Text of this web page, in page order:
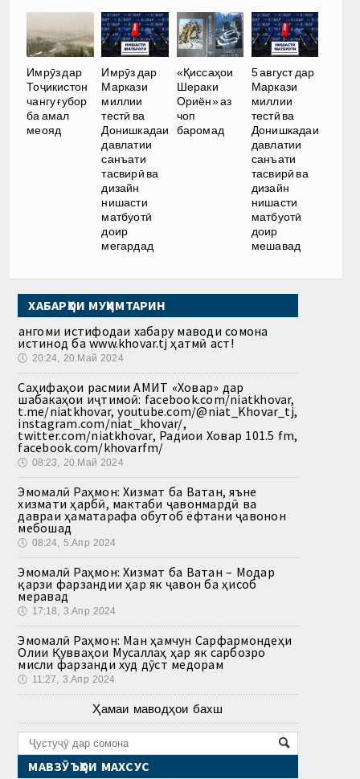
Имрӯз дар
Тоҷикистон
чангу ғубор
ба амал
меояд
Имрӯз дар
Маркази
миллии
тестӣ ва
Донишкадаи
давлатии
санъати
тасвирӣ ва
дизайн
нишасти
матбуотӣ
доир
мегардад
«Қиссаҳои
Шераки
Ориён» аз
чоп
баромад
5 август дар
Маркази
миллии
тестӣ ва
Донишкадаи
давлатии
санъати
тасвирӣ ва
дизайн
нишасти
матбуотӣ
доир
мешавад
ХАБАРҲОИ МУҲИМТАРИН
Ҳангоми истифодаи хабару маводи сомона
истинод ба www.khovar.tj ҳатмӣ аст!
🕔 20:24, 20.Май 2024
Саҳифаҳои расмии АМИТ «Ховар» дар
шабакаҳои иҷтимоӣ: facebook.com/niatkhovar,
t.me/niatkhovar, youtube.com/@niat_Khovar_tj,
instagram.com/niat_khovar/,
twitter.com/niatkhovar, Радиои Ховар 101.5 fm,
facebook.com/khovarfm/
🕔 08:23, 20.Май 2024
Эмомалӣ Раҳмон: Хизмат ба Ватан, яъне
хизмати ҳарбӣ, мактаби ҷавонмардӣ ва
давраи ҳаматарафа обутоб ёфтани ҷавонон
мебошад
🕔 08:24, 5.Апр 2024
Эмомалӣ Раҳмон: Хизмат ба Ватан – Модар
қарзи фарзандии ҳар як ҷавон ба ҳисоб
меравад
🕔 17:18, 3.Апр 2024
Эмомалӣ Раҳмон: Ман ҳамчун Сарфармондеҳи
Олии Қувваҳои Мусаллаҳ ҳар як сарбозро
мисли фарзанди худ дӯст медорам
🕔 11:27, 3.Апр 2024
Ҳамаи маводҳои бахш
МАВЗӮЪҲОИ МАХСУС